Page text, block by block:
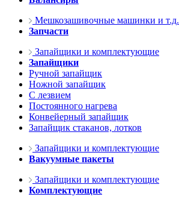
Мешкозашивочные машинки и т.д.
Запчасти
Запайщики и комплектующие
Запайщики
Ручной запайщик
Ножной запайщик
С лезвием
Постоянного нагрева
Конвейерный запайщик
Запайщик стаканов, лотков
Запайщики и комплектующие
Вакуумные пакеты
Запайщики и комплектующие
Комплектующие